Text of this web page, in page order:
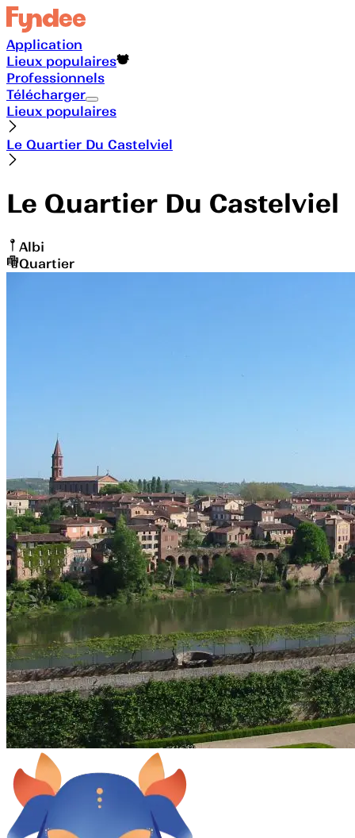
Application
Lieux populaires
Professionnels
Télécharger
Lieux populaires
Le Quartier Du Castelviel
Le Quartier Du Castelviel
Albi
Quartier